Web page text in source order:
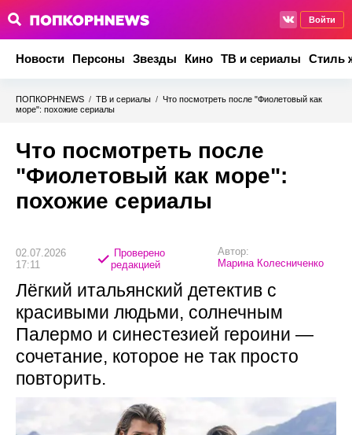
Войти
Новости Персоны Звезды Кино ТВ и сериалы Стиль
ПОПКОРНNEWS / ТВ и сериалы / Что посмотреть после "Фиолетовый как
море": похожие сериалы
Что посмотреть после
"Фиолетовый как море":
похожие сериалы
02.07.2026
17:11
Проверено
редакцией
Автор:
Марина Колесниченко
Лёгкий итальянский детектив с
красивыми людьми, солнечным
Палермо и синестезией героини —
сочетание, которое не так просто
повторить.